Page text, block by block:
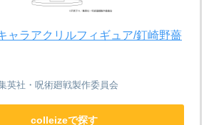
ャラアクリルフィギュア/釘崎野薔
英社・呪術廻戦製作委員会
colleizeで探す